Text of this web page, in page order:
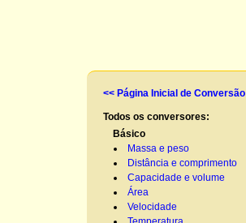
<< Página Inicial de Conversão
Todos os conversores:
Básico
Massa e peso
Distância e comprimento
Capacidade e volume
Área
Velocidade